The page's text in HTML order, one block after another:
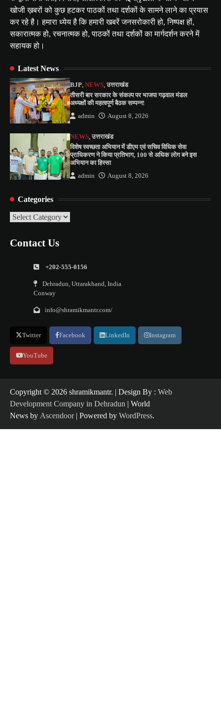
खोजी ख़बरों को कुछ हटकर पाठकों तथा दर्शकों के सामने लाने का प्रयास
कर रहे है। हमारा ध्येय है कि हमारी खबरें जनसरोकारी हो, निष्पक्ष हों,
सकारात्मक हो, रचनात्मक हो, पाठकों तथा दर्शकों का मार्गदर्शन करने में
सहायक हो।
Latest News
BJP,NEWS,उत्तराखंड
तीसरी बार सरकार के संकल्प पर भाजपा गढ़वाल मंडल
अध्यक्षों की महत्वपूर्ण बैठक सम्पन्न!
admin August 8, 2026
NEWS,उत्तराखंड
विशेष स्वच्छता अभियान में डीएम एवं सचिव विधिक सेवा
प्राधिकरण ने किया प्रतिभाग, 100 से अधिक लोग बने इस
अभियान का हिस्सा
admin August 8, 2026
Categories
Categories
Contact Us
+202-555-0156
Dehradun, Uttarakhand, India
Conway
info@shramikmantr.com/
Twitter Facebook LinkedIn Instagram
YouTube
Copyright ©️ 2026 shramikmantr. | Design By : Web
Development Company in Dehradun | World
News by Ascendoor| Powered by WordPress.